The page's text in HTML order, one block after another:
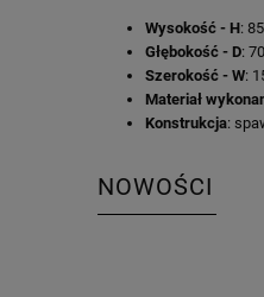
Wysokość - H:
Głębokość - D:
Szerokość - W:
Materiał
Konstrukcja:
NOWOŚCI